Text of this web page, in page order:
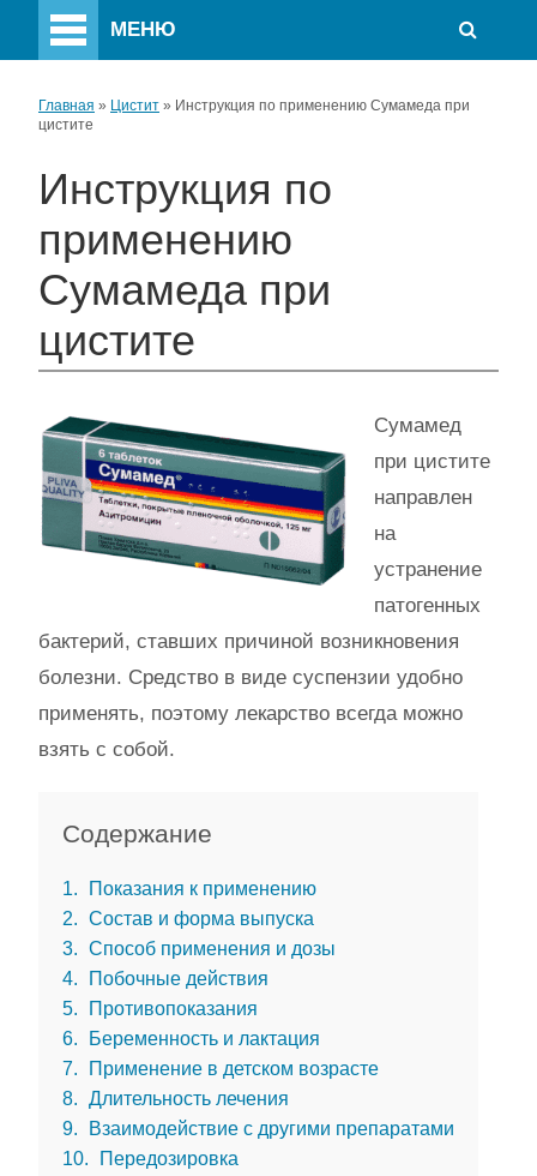
МЕНЮ
Главная » Цистит » Инструкция по применению Сумамеда при
цистите
Инструкция по
применению
Сумамеда при
цистите
Сумамед
при цистите
направлен
на
устранение
патогенных
бактерий, ставших причиной возникновения
болезни. Средство в виде суспензии удобно
применять, поэтому лекарство всегда можно
взять с собой.
Содержание
1
Показания к применению
2
Состав и форма выпуска
3
Способ применения и дозы
4
Побочные действия
5
Противопоказания
6
Беременность и лактация
7
Применение в детском возрасте
8
Длительность лечения
9
Взаимодействие с другими препаратами
10
Передозировка